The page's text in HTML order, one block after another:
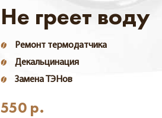
Не греет воду
Ремонт термодатчика
Декальцинация
Замена ТЭНов
550 р.